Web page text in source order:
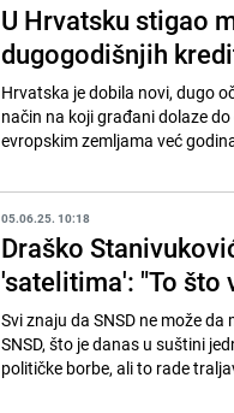
U Hrvatsku stigao
dugogodišnjih
Hrvatska je dobila novi, dugo
način na koji građani dolaze
evropskim zemljama već
05.06.25. 10:18
Draško
'satelitima': "To što
Svi znaju da SNSD ne može
SNSD, što je danas u suštini
političke borbe, ali to rade